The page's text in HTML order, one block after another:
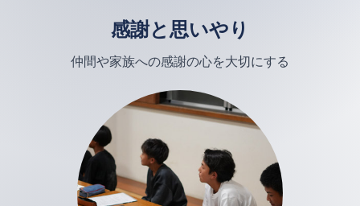
感謝と思いやり
仲間や家族への感謝の心を大切にする